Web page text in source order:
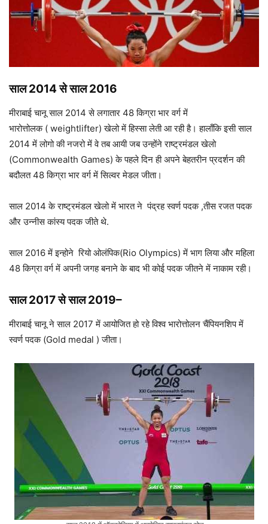
साल 2014 से साल 2016
मीराबाई चानू साल 2014 से लगातार 48 किग्रा भार वर्ग में
भारोत्तोलक ( weightlifter) खेलो में हिस्सा लेती आ रही है। हालाँकि इसी साल
2014 में लोगो की नजरो में वे तब आयी जब उन्होंने राष्ट्रमंडल खेलो
(Commonwealth Games) के पहले दिन ही अपने बेहतरीन प्रदर्शन की
बदौलत 48 किग्रा भार वर्ग में सिल्वर मेडल जीता।
साल 2014 के राष्ट्रमंडल खेलो में भारत ने पंद्रह स्वर्ण पदक ,तीस रजत पदक
और उन्नीस कांस्य पदक जीते थे.
साल 2016 में इन्होने रियो ओलंपिक(Rio Olympics) में भाग लिया और महिला
48 किग्रा वर्ग में अपनी जगह बनाने के बाद भी कोई पदक जीतने में नाकाम रही।
साल 2017 से साल 2019–
मीराबाई चानू ने साल 2017 में आयोजित हो रहे विश्व भारोत्तोलन चैंपियनशिप में
स्वर्ण पदक (Gold medal ) जीता।